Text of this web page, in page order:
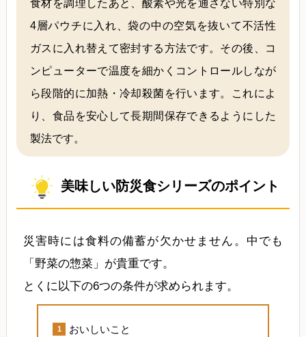
食材を調理したあと、酸素や光を通さない特別な
4層パウチに入れ、袋の中の空気を抜いて不活性
ガスに入れ替えて密封する方法です。その後、コ
ンピューターで温度を細かくコントロールしなが
ら段階的に加熱・冷却殺菌を行います。これによ
り、食品を安心して長期間保存できるようにした
製法です。
美味しい防災食シリーズのポイント
災害時には食料の備蓄が欠かせません。中でも
「野菜の惣菜」が貴重です。
とくに以下の6つの条件が求められます。
おいしいこと